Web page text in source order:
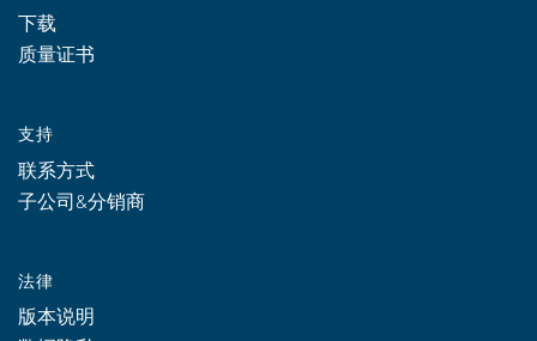
下载
质量证书
支持
联系方式
子公司&分销商
法律
版本说明